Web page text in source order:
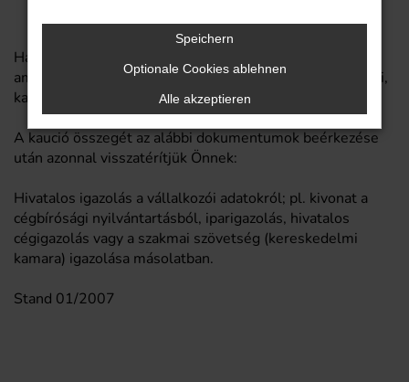
végző járművezető számára.
Ha nem tudja átadni nekünk azokat a dokumentumokat,
amelyekből kiderülnek az Ön részletes vállalkozói adatai,
kauciót szabunk ki, amely a vételár 19 %-a.
A kaució összegét az alábbi dokumentumok beérkezése
után azonnal visszatérítjük Önnek:
Hivatalos igazolás a vállalkozói adatokról; pl. kivonat a
cégbírósági nyilvántartásból, iparigazolás, hivatalos
cégigazolás vagy a szakmai szövetség (kereskedelmi
kamara) igazolása másolatban.
Stand 01/2007
Speichern
Optionale Cookies ablehnen
Alle akzeptieren